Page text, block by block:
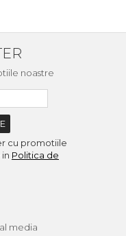
noastre
cu promotiile
Politica de
media